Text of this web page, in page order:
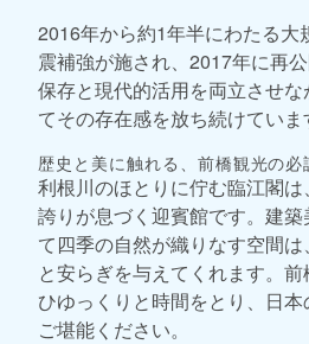
2016年から約1年半にわたる大
震補強が施され、2017年に再
保存と現代的活用を両立させ
てその存在感を放ち続けていま
歴史と美に触れる、前橋観光の必
利根川のほとりに佇む臨江閣
誇りが息づく迎賓館です。建
て四季の自然が織りなす空間
と安らぎを与えてくれます。
ひゆっくりと時間をとり、日
ご堪能ください。